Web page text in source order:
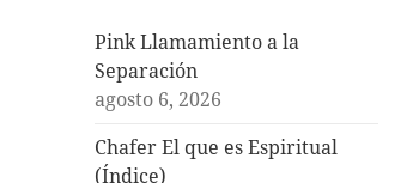
Pink Llamamiento a la
Separación
agosto 6, 2026
Chafer El que es Espiritual
(Índice)